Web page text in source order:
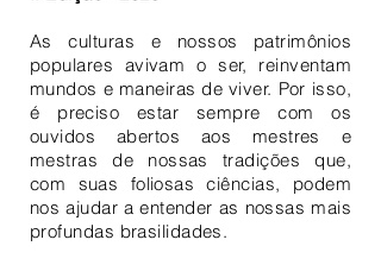
As culturas e nossos patrimônios
populares avivam o ser, reinventam
mundos e maneiras de viver. Por isso,
é preciso estar sempre com os
ouvidos abertos aos mestres e
mestras de nossas tradições que,
com suas foliosas ciências, podem
nos ajudar a entender as nossas mais
profundas brasilidades.